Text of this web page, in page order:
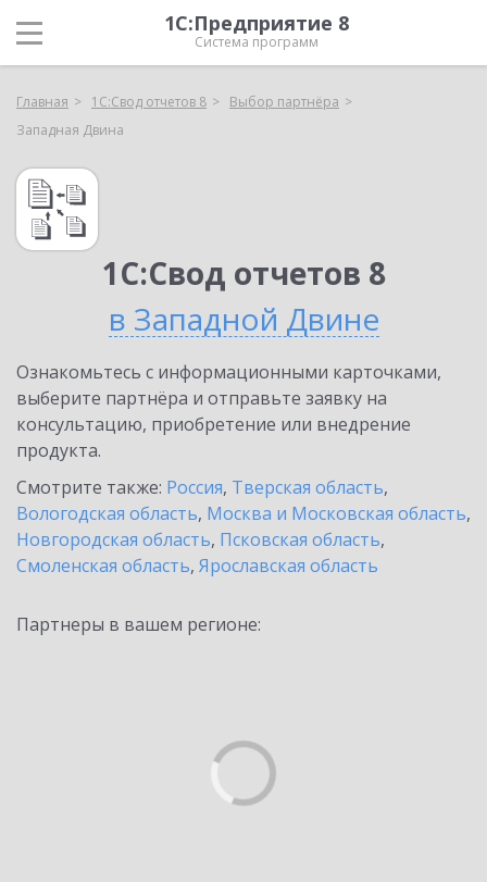
1С:Предприятие 8
Система программ
Главная 1С:Свод отчетов 8
Выбор партнёра
Западная Двина
1С:Свод отчетов 8
в Западной Двине
Ознакомьтесь с информационными карточками,
выберите партнёра и отправьте заявку на
консультацию, приобретение или внедрение
продукта.
Смотрите также: Россия, Тверская область,
Вологодская область, Москва и Московская область,
Новгородская область, Псковская область,
Смоленская область, Ярославская область
Партнеры в вашем регионе: